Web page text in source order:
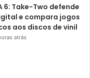
6: Take-Two defende
e compara jogos
aos discos de vinil
atrás